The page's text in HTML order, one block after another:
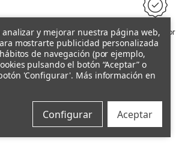
Distribuidor
Oficial
y mejorar nuestra página web,
mostrarte publicidad personalizada
de navegación (por ejemplo,
pulsando el botón “Aceptar” o
'Configurar'. Más información en
Configurar Aceptar